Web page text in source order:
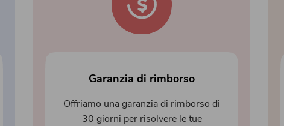
Garanzia di rimborso
Offriamo una garanzia di rimborso di
30 giorni per risolvere le tue